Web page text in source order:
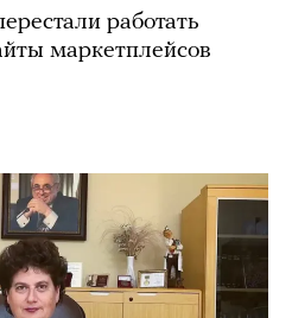
работать
маркетплейсов